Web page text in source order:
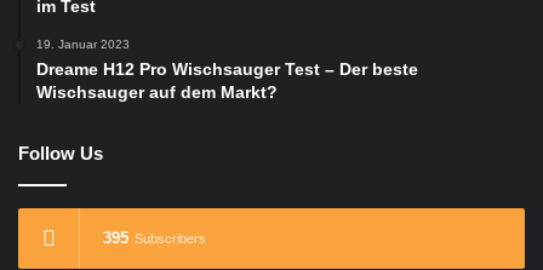
im Test
19. Januar 2023
Dreame H12 Pro Wischsauger Test – Der beste
Wischsauger auf dem Markt?
Follow Us
395 Subscribers